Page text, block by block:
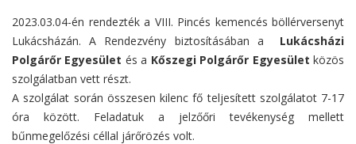
2023.03.04-én rendezték a VIII. Pincés kemencés böllérversenyt
Lukácsházán. A Rendezvény biztosításában a
Lukácsházi
Polgárőr Egyesület és a Kőszegi Polgárőr Egyesületközös
szolgálatban vett részt.
A szolgálat során összesen kilenc fő teljesített szolgálatot 7-17
óra között. Feladatuk a jelzőőri tevékenység mellett
bűnmegelőzési céllal járőrözés volt.